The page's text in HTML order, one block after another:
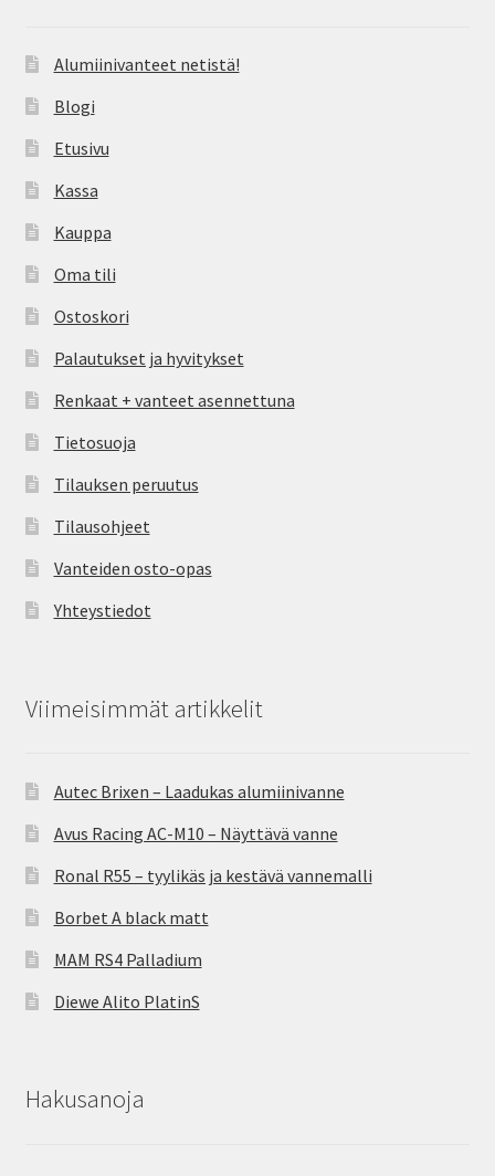
Alumiinivanteet netistä!
Blogi
Etusivu
Kassa
Kauppa
Oma tili
Ostoskori
Palautukset ja hyvitykset
Renkaat + vanteet asennettuna
Tietosuoja
Tilauksen peruutus
Tilausohjeet
Vanteiden osto-opas
Yhteystiedot
Viimeisimmät artikkelit
Autec Brixen – Laadukas alumiinivanne
Avus Racing AC-M10 – Näyttävä vanne
Ronal R55 – tyylikäs ja kestävä vannemalli
Borbet A black matt
MAM RS4 Palladium
Diewe Alito PlatinS
Hakusanoja